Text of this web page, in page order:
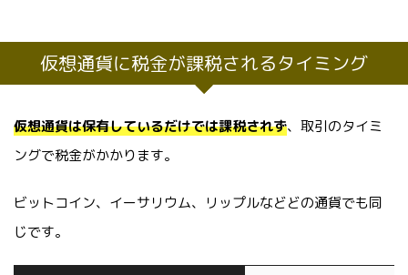
仮想通貨に税金が課税されるタイミング
仮想通貨は保有しているだけでは課税されず、取引のタイミ
ングで税金がかかります。
ビットコイン、イーサリウム、リップルなどどの通貨でも同
じです。